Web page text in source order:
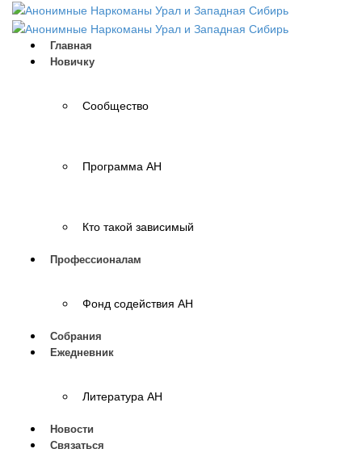
Главная
Новичку
Сообщество
Программа АН
Кто такой зависимый
Профессионалам
Фонд содействия АН
Собрания
Ежедневник
Литература АН
Новости
Связаться